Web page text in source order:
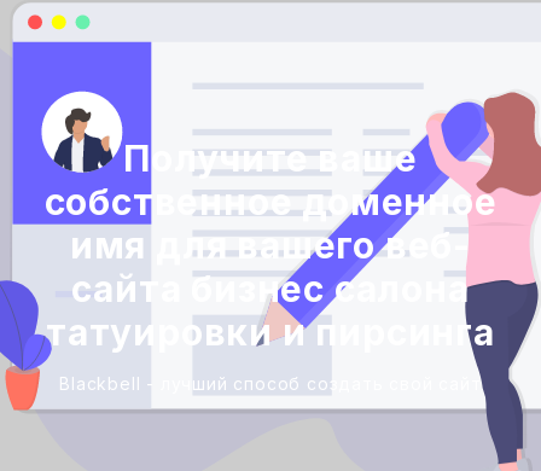
Получите ваше
собственное доменное
имя для вашего веб-
сайта бизнес салона
татуировки и пирсинга
Blackbell - лучший способ создать свой сайт